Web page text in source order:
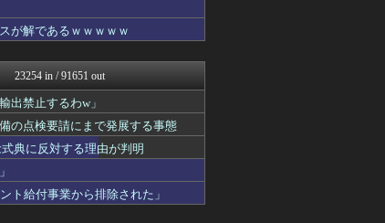
国ニュース反応まとめ
チカン！
ンダムブログ（情報戦仕様...
まとめたニュース
やめ速報-SSまとめ-
んじぇいスタジアム＠なん...
難にあってもの申す！！
んJ PRIDE
FOOTY NO L...
速報
かせまと！
が解であるｗｗｗｗｗ
23254 in / 91651 out
出禁止するわw」
の点検要請にまで発展する事態
典に反対する理由が判明
ト給付事業から排除された」